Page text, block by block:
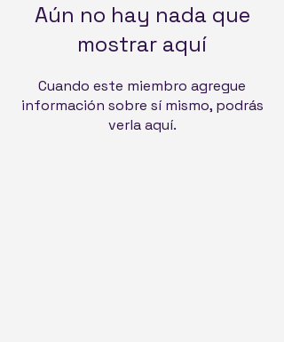
Aún no hay nada que
mostrar aquí
Cuando este miembro agregue
información sobre sí mismo, podrás
verla aquí.